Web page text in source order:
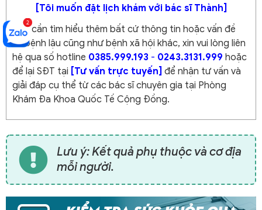
[Tôi muốn đặt lịch khám với bác sĩ Thành]
Nếu cần tìm hiểu thêm bất cứ thông tin hoặc vấn đề
về bệnh lậu cũng như bệnh xã hội khác, xin vui lòng liên
hệ qua số hotline 0385.999.193 - 0243.3131.999 hoặc
để lại SĐT tại [Tư vấn trực tuyến] để nhận tư vấn và
giải đáp cụ thể từ các bác sĩ chuyên gia tại Phòng
Khám Đa Khoa Quốc Tế Cộng Đồng.
Lưu ý: Kết quả phụ thuộc và cơ địa
mỗi người.